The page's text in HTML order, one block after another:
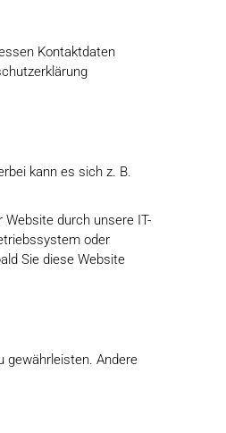
Kontaktdaten
kann es sich z. B.
durch unsere IT-
oder
Sie diese Website
gewährleisten. Andere